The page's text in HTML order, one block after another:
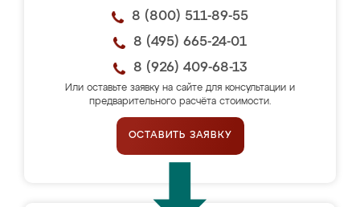
8 (800) 511-89-55
8 (495) 665-24-01
8 (926) 409-68-13
Или оставьте заявку на сайте для консультации и
предварительного расчёта стоимости.
ОСТАВИТЬ ЗАЯВКУ